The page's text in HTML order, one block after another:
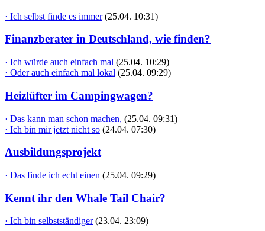
· Ich selbst finde es immer (25.04. 10:31)
Finanzberater in Deutschland, wie finden?
· Ich würde auch einfach mal (25.04. 10:29)
· Oder auch einfach mal lokal (25.04. 09:29)
Heizlüfter im Campingwagen?
· Das kann man schon machen, (25.04. 09:31)
· Ich bin mir jetzt nicht so (24.04. 07:30)
Ausbildungsprojekt
· Das finde ich echt einen (25.04. 09:29)
Kennt ihr den Whale Tail Chair?
· Ich bin selbstständiger (23.04. 23:09)